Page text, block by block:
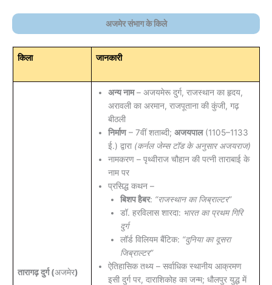
अजमेर संभाग के किले
किला जानकारी
तारागढ़ दुर्ग (अजमेर)
अन्य नाम– अजयमेरू दुर्ग, राजस्थान का हृदय,
अरावली का अरमान, राजपूताना की कुंजी, गढ़
बीठली
निर्माण– 7वीं शताब्दी; अजयपाल(1105–1133
ई.) द्वारा (कर्नल जेम्स टॉड के अनुसार अजयराज)
नामकरण – पृथ्वीराज चौहान की पत्नी ताराबाई के
नाम पर
प्रसिद्ध कथन –
बिशप हैबर: “राजस्थान का जिब्राल्टर”
डॉ. हरविलास शारदा: भारत का प्रथम गिरि
दुर्ग
लॉर्ड विलियम बैंटिक: “दुनिया का दूसरा
जिब्राल्टर”
ऐतिहासिक तथ्य – सर्वाधिक स्थानीय आक्रमण
इसी दुर्ग पर, दाराशिकोह का जन्म; धौलपुर युद्ध में